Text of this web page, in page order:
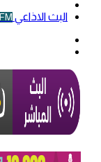
البث الاذاعي FM